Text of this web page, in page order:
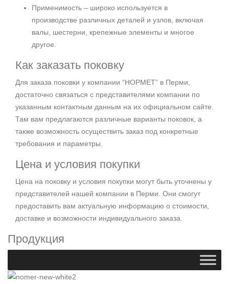
Применимость – широко используется в
производстве различных деталей и узлов, включая
валы, шестерни, крепежные элементы и многое
другое.
Как заказать поковку
Для заказа поковки у компании “НОРМЕТ” в Перми,
достаточно связаться с представителями компании по
указанным контактным данным на их официальном сайте.
Там вам предлагаются различные варианты поковок, а
также возможность осуществить заказ под конкретные
требования и параметры.
Цена и условия покупки
Цена на поковку и условия покупки могут быть уточнены у
представителей нашей компании в Перми. Они смогут
предоставить вам актуальную информацию о стоимости,
доставке и возможности индивидуального заказа.
Продукция